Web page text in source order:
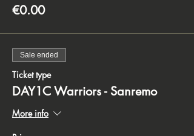
€0.00
Sale ended
Ticket type
DAY1C Warriors - Sanremo
More info